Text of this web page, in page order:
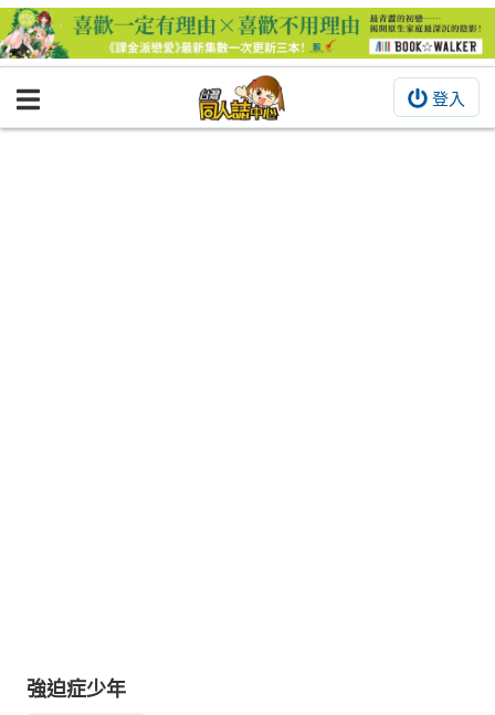
登入
BOOKY書集倉庫
交流中心
強迫症少年